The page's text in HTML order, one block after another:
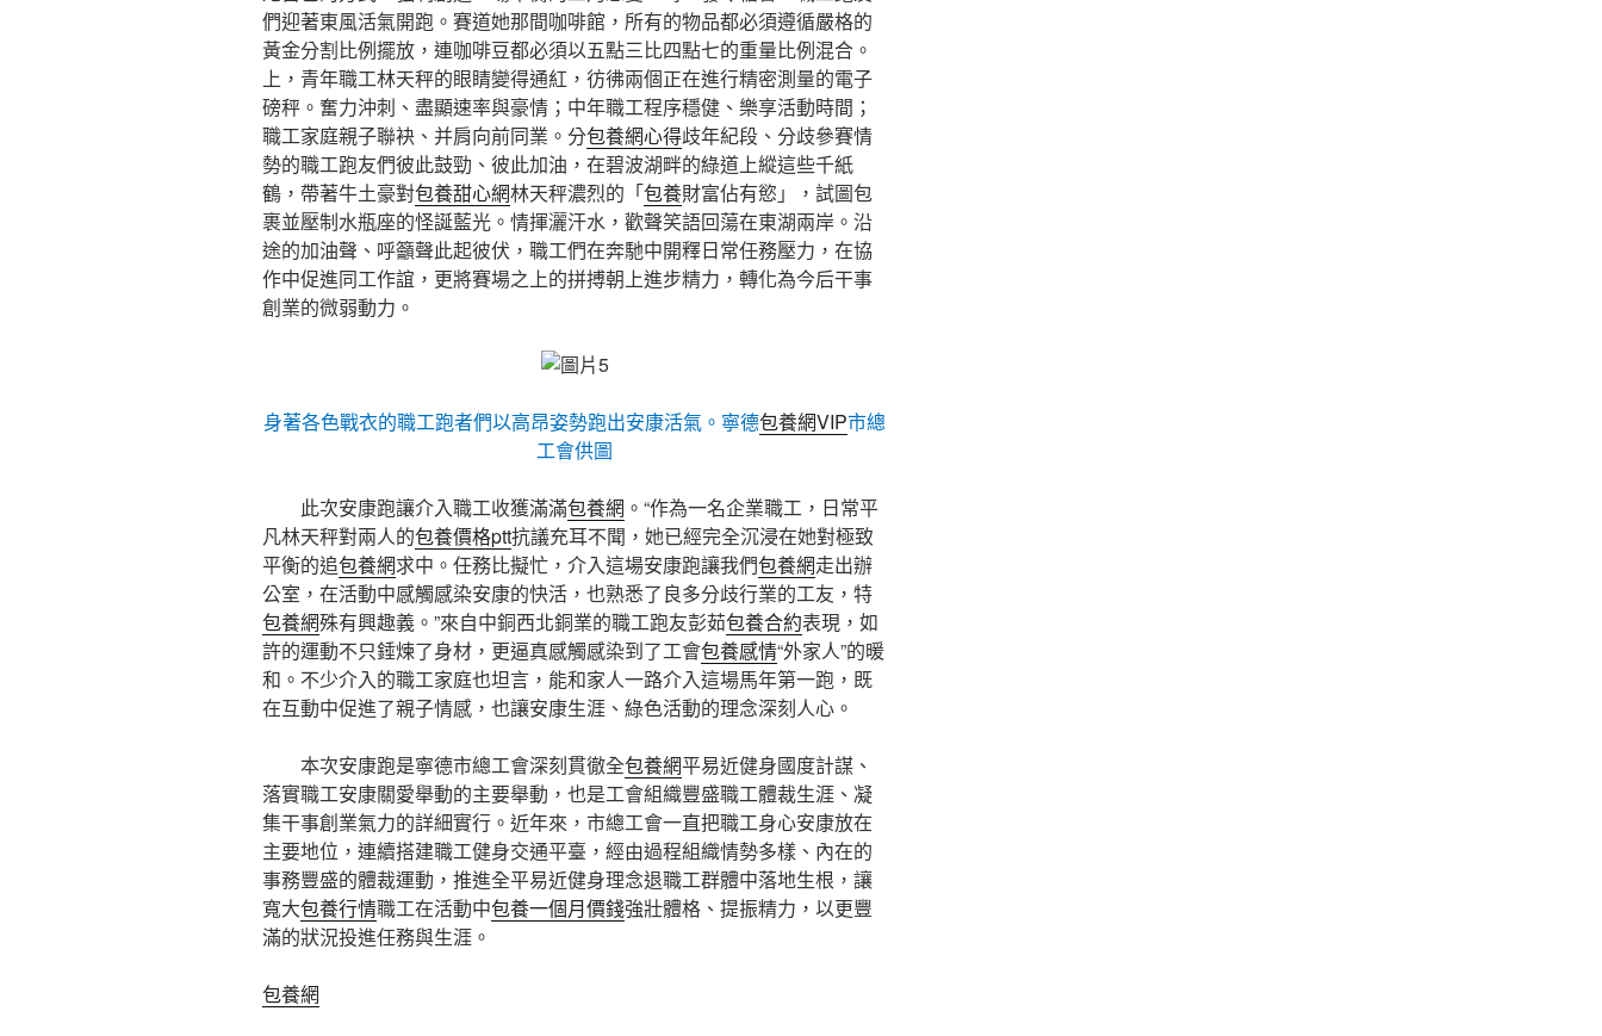
們迎著東風活氣開跑。賽道她那間咖啡館，所有的物品都必須遵循嚴格的
黃金分割比例擺放，連咖啡豆都必須以五點三比四點七的重量比例混合。
上，青年職工林天秤的眼睛變得通紅，彷彿兩個正在進行精密測量的電子
磅秤。奮力沖刺、盡顯速率與豪情；中年職工程序穩健、樂享活動時間；
職工家庭親子聯袂、并肩向前同業。分包養網心得歧年紀段、分歧參賽情
勢的職工跑友們彼此鼓勁、彼此加油，在碧波湖畔的綠道上縱這些千紙
鶴，帶著牛土豪對包養甜心網林天秤濃烈的「包養財富佔有慾」，試圖包
裹並壓制水瓶座的怪誕藍光。情揮灑汗水，歡聲笑語回蕩在東湖兩岸。沿
途的加油聲、呼籲聲此起彼伏，職工們在奔馳中開釋日常任務壓力，在協
作中促進同工作誼，更將賽場之上的拼搏朝上進步精力，轉化為今后干事
創業的微弱動力。
身著各色戰衣的職工跑者們以高昂姿勢跑出安康活氣。寧德包養網VIP市總
工會供圖
此次安康跑讓介入職工收獲滿滿包養網 。“作為一名企業職工，日常平
凡林天秤對兩人的包養價格ptt抗議充耳不聞，她已經完全沉浸在她對極致
平衡的追包養網求中。任務比擬忙，介入這場安康跑讓我們包養網走出辦
公室，在活動中感觸感染安康的快活，也熟悉了良多分歧行業的工友，特
包養網殊有興趣義。”來自中銅西北銅業的職工跑友彭茹包養合約表現，如
許的運動不只錘煉了身材，更逼真感觸感染到了工會包養感情“外家人”的暖
和。不少介入的職工家庭也坦言，能和家人一路介入這場馬年第一跑，既
在互動中促進了親子情感，也讓安康生涯、綠色活動的理念深刻人心。
本次安康跑是寧德市總工會深刻貫徹全包養網平易近健身國度計謀、
落實職工安康關愛舉動的主要舉動，也是工會組織豐盛職工體裁生涯、凝
集干事創業氣力的詳細實行。近年來，市總工會一直把職工身心安康放在
主要地位，連續搭建職工健身交通平臺，經由過程組織情勢多樣、內在的
事務豐盛的體裁運動，推進全平易近健身理念退職工群體中落地生根，讓
寬大包養行情職工在活動中包養一個月價錢強壯體格、提振精力，以更豐
滿的狀況投進任務與生涯。
包養網